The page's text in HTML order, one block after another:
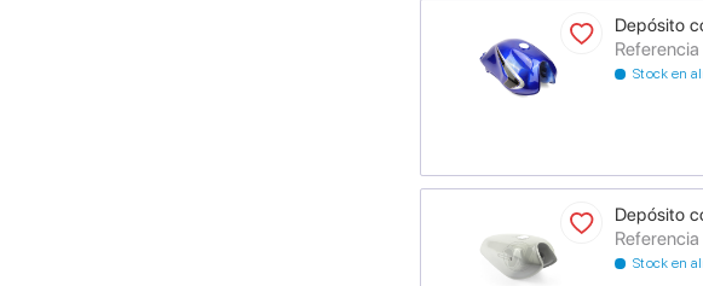
Depósito
Stock en
Depósito
Stock en